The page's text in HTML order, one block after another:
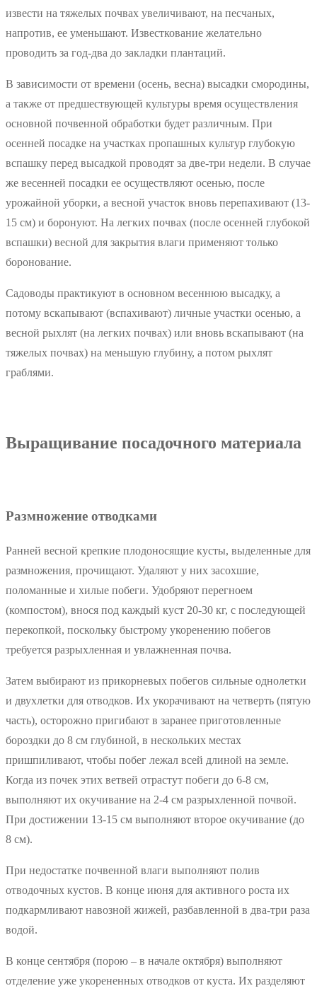
извести на тяжелых почвах увеличивают, на песчаных,
напротив, ее уменьшают. Известкование желательно
проводить за год-два до закладки плантаций.
В зависимости от времени (осень, весна) высадки смородины,
а также от предшествующей культуры время осуществления
основной почвенной обработки будет различным. При
осенней посадке на участках пропашных культур глубокую
вспашку перед высадкой проводят за две-три недели. В случае
же весенней посадки ее осуществляют осенью, после
урожайной уборки, а весной участок вновь перепахивают (13-
15 см) и боронуют. На легких почвах (после осенней глубокой
вспашки) весной для закрытия влаги применяют только
боронование.
Садоводы практикуют в основном весеннюю высадку, а
потому вскапывают (вспахивают) личные участки осенью, а
весной рыхлят (на легких почвах) или вновь вскапывают (на
тяжелых почвах) на меньшую глубину, а потом рыхлят
граблями.
Выращивание посадочного материала
Размножение отводками
Ранней весной крепкие плодоносящие кусты, выделенные для
размножения, прочищают. Удаляют у них засохшие,
поломанные и хилые побеги. Удобряют перегноем
(компостом), внося под каждый куст 20-30 кг, с последующей
перекопкой, поскольку быстрому укоренению побегов
требуется разрыхленная и увлажненная почва.
Затем выбирают из прикорневых побегов сильные однолетки
и двухлетки для отводков. Их укорачивают на четверть (пятую
часть), осторожно пригибают в заранее приготовленные
бороздки до 8 см глубиной, в нескольких местах
пришпиливают, чтобы побег лежал всей длиной на земле.
Когда из почек этих ветвей отрастут побеги до 6-8 см,
выполняют их окучивание на 2-4 см разрыхленной почвой.
При достижении 13-15 см выполняют второе окучивание (до
8 см).
При недостатке почвенной влаги выполняют полив
отводочных кустов. В конце июня для активного роста их
подкармливают навозной жижей, разбавленной в два-три раза
водой.
В конце сентября (порою – в начале октября) выполняют
отделение уже укорененных отводков от куста. Их разделяют